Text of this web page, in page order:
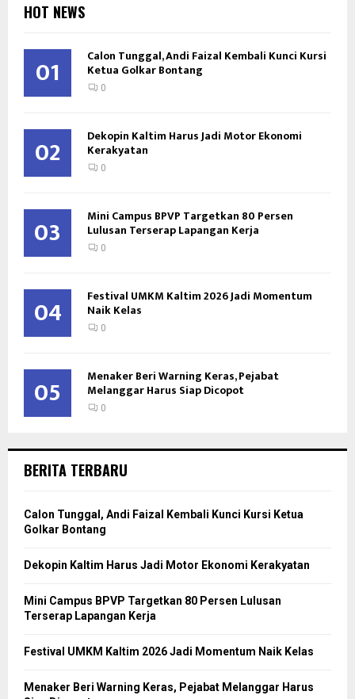
HOT NEWS
01 Calon Tunggal, Andi Faizal Kembali Kunci Kursi
Ketua Golkar Bontang
0
02 Dekopin Kaltim Harus Jadi Motor Ekonomi
Kerakyatan
0
03 Mini Campus BPVP Targetkan 80 Persen
Lulusan Terserap Lapangan Kerja
0
04 Festival UMKM Kaltim 2026 Jadi Momentum
Naik Kelas
0
05 Menaker Beri Warning Keras, Pejabat
Melanggar Harus Siap Dicopot
0
BERITA TERBARU
Calon Tunggal, Andi Faizal Kembali Kunci Kursi Ketua
Golkar Bontang
Dekopin Kaltim Harus Jadi Motor Ekonomi Kerakyatan
Mini Campus BPVP Targetkan 80 Persen Lulusan
Terserap Lapangan Kerja
Festival UMKM Kaltim 2026 Jadi Momentum Naik Kelas
Menaker Beri Warning Keras, Pejabat Melanggar Harus